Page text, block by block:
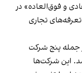
و فوق‌العاده» در
تجاری
جمله پنج شرکت
صادر شد. این شرکت‌ها